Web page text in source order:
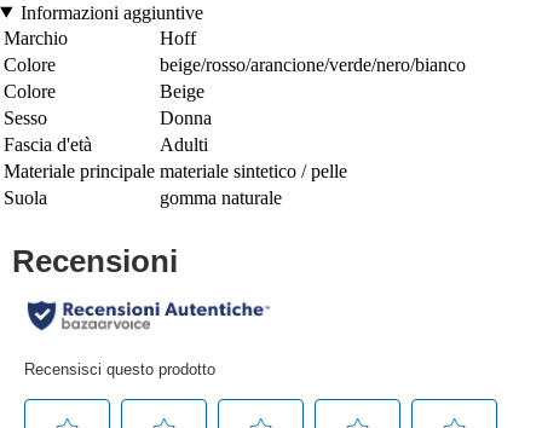
Informazioni aggiuntive
Marchio
Hoff
Colore
beige/rosso/arancione/verde/nero/bianco
Colore
Beige
Sesso
Donna
Fascia d'età
Adulti
Materiale principale materiale sintetico / pelle
Suola
gomma naturale